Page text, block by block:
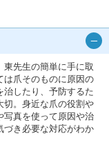
先生の簡単に手に取
は爪そのものに原因の
治したり、予防するた
切。身近な爪の役割や
写真を使って原因や治
づき必要な対応がわか